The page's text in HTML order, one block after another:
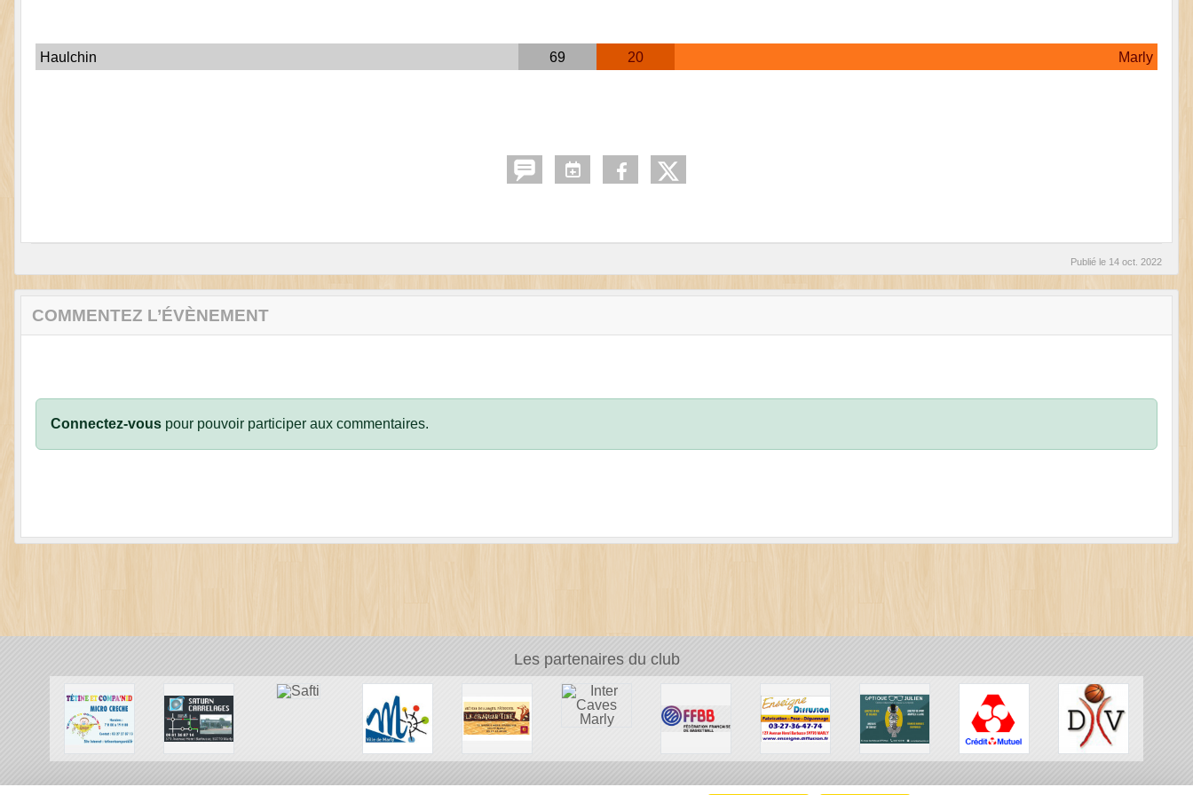
Haulchin 69 20 Marly
Publié le 14 oct. 2022
COMMENTEZ L’ÉVÈNEMENT
Connectez-vous pour pouvoir participer aux commentaires.
Les partenaires du club